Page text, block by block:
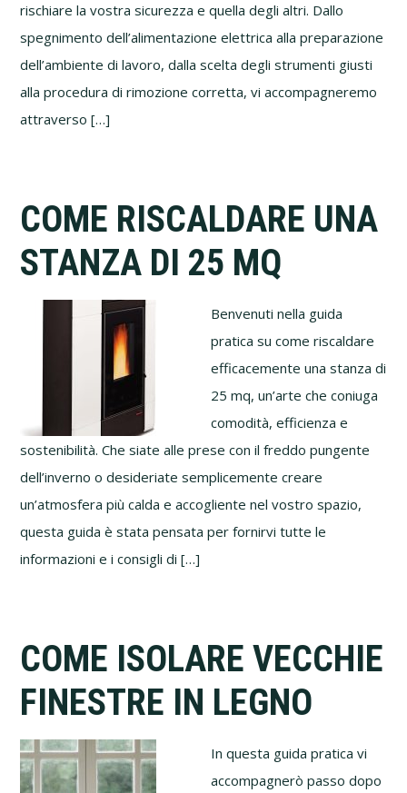
rischiare la vostra sicurezza e quella degli altri. Dallo
spegnimento dell’alimentazione elettrica alla preparazione
dell’ambiente di lavoro, dalla scelta degli strumenti giusti
alla procedura di rimozione corretta, vi accompagneremo
attraverso […]
COME RISCALDARE UNA
STANZA DI 25 MQ
Benvenuti nella guida
pratica su come riscaldare
efficacemente una stanza di
25 mq, un’arte che coniuga
comodità, efficienza e
sostenibilità. Che siate alle prese con il freddo pungente
dell’inverno o desideriate semplicemente creare
un’atmosfera più calda e accogliente nel vostro spazio,
questa guida è stata pensata per fornirvi tutte le
informazioni e i consigli di […]
COME ISOLARE VECCHIE
FINESTRE IN LEGNO
In questa guida pratica vi
accompagnerò passo dopo